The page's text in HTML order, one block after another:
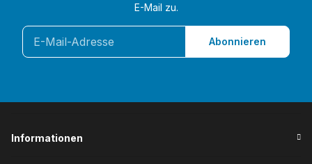
E-Mail zu.
Abonnieren
Informationen